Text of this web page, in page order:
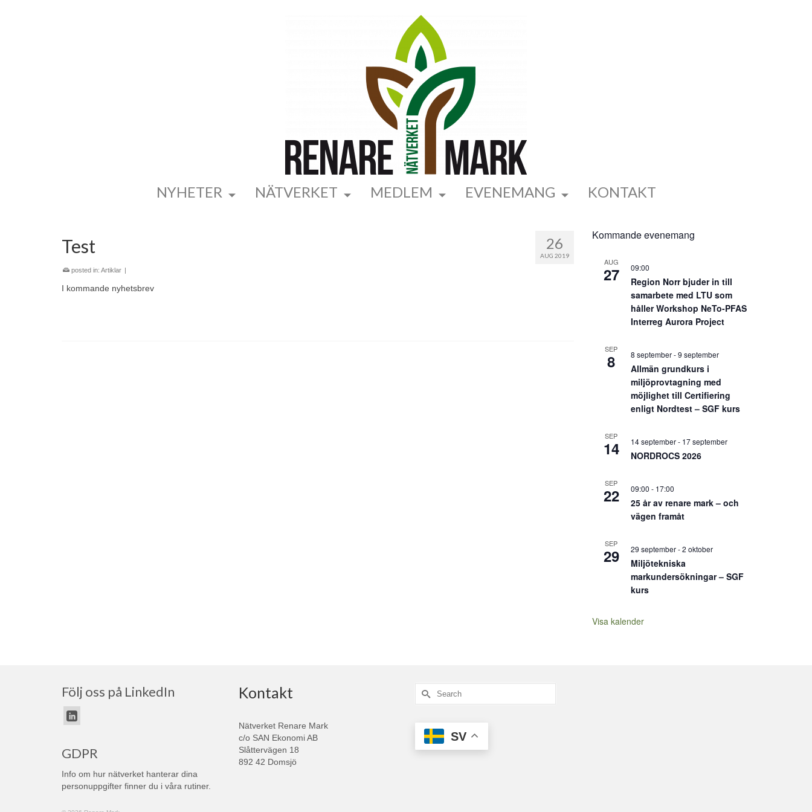
NYHETER NÄTVERKET MEDLEM EVENEMANG KONTAKT
26
AUG 2019
Test
posted in: Artiklar |
I kommande nyhetsbrev
Kommande evenemang
AUG
27 09:00
Region Norr bjuder in till
samarbete med LTU som
håller Workshop NeTo-PFAS
Interreg Aurora Project
SEP
8 8 september-9 september
Allmän grundkurs i
miljöprovtagning med
möjlighet till Certifiering
enligt Nordtest – SGF kurs
SEP
14 14 september- 17 september
NORDROCS 2026
SEP
22 09:00 - 17:00
25 år av renare mark – och
vägen framåt
SEP
29 29 september-2 oktober
Miljötekniska
markundersökningar – SGF
kurs
Visa kalender
Följ oss på LinkedIn
GDPR
Info om hur nätverket hanterar dina
personuppgifter finner du i våra rutiner.
Kontakt
Nätverket Renare Mark
c/o SAN Ekonomi AB
Slåttervägen 18
892 42 Domsjö
Search
for:
SV